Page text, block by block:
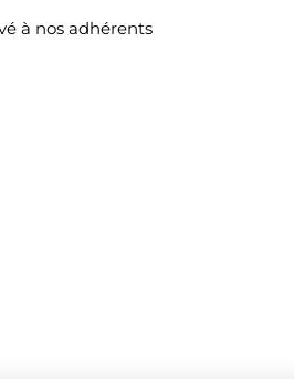
à nos adhérents